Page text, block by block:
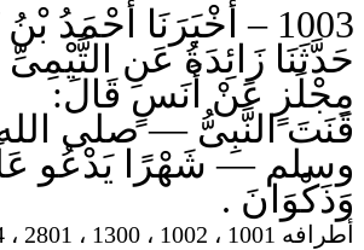
1003 – أَخْبَرَنَا
حَدَّثَنَا زَائِدَةُ عَنِ
مِجْلَزٍ عَنْ أَنَسٍ قَالَ:
قَنَتَ النَّبِىُّ — صلى
وسلم — شَهْرًا يَدْعُو
وَذَكْوَانَ .